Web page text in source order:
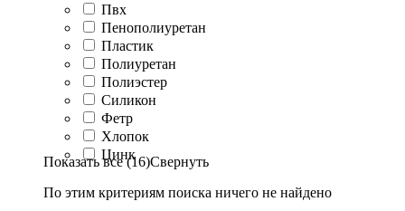
Пвх
Пенополиуретан
Пластик
Полиуретан
Полиэстер
Силикон
Фетр
Хлопок
Цинк
Показать все (16)Свернуть
По этим критериям поиска ничего не найдено